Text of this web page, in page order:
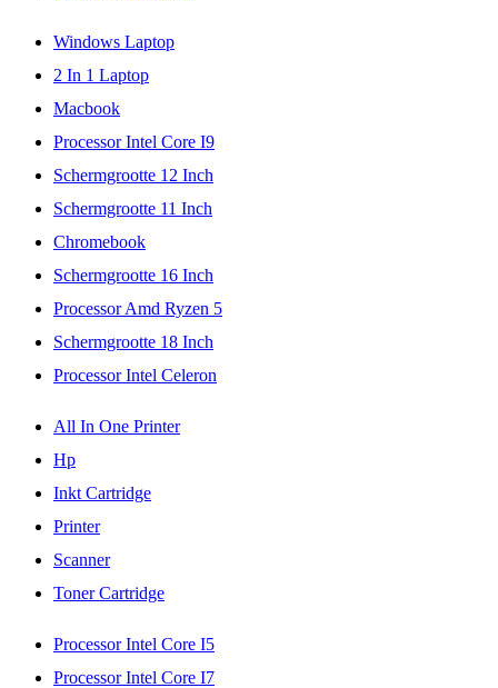
Windows Laptop
2 In 1 Laptop
Macbook
Processor Intel Core I9
Schermgrootte 12 Inch
Schermgrootte 11 Inch
Chromebook
Schermgrootte 16 Inch
Processor Amd Ryzen 5
Schermgrootte 18 Inch
Processor Intel Celeron
All In One Printer
Hp
Inkt Cartridge
Printer
Scanner
Toner Cartridge
Processor Intel Core I5
Processor Intel Core I7